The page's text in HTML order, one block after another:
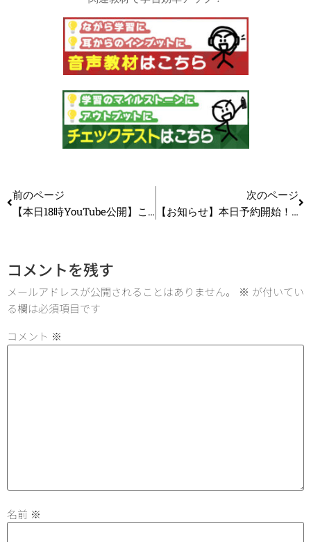
前のページ
【本日18時YouTube公開】こんな人は要注意！2次本番で大失敗する可能性がある人とは？_第247回
次のページ
【お知らせ】本日予約開始！2024年度版 一発合格まとめシート前編はここがすごい！
コメントを残す
メールアドレスが公開されることはありません。 ※ が付いてい
る欄は必須項目です
コメント ※
名前 ※